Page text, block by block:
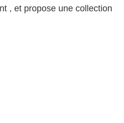
, et propose une collection